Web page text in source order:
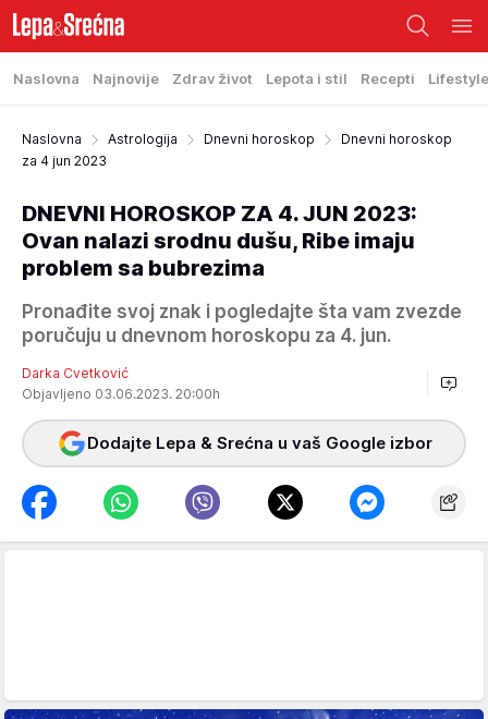
Naslovna Najnovije Zdrav život Lepota i stil Recepti Lifestyle
Naslovna Astrologija Dnevni horoskop
Dnevni horoskop
za 4 jun 2023
DNEVNI HOROSKOP ZA 4. JUN 2023:
Ovan nalazi srodnu dušu, Ribe imaju
problem sa bubrezima
Pronađite svoj znak i pogledajte šta vam zvezde
poručuju u dnevnom horoskopu za 4. jun.
Darka Cvetković
Objavljeno 03.06.2023. 20:00h
Dodajte Lepa & Srećna u vaš Google izbor